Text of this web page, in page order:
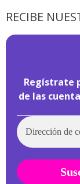
RECIBE
Regístrate
de las